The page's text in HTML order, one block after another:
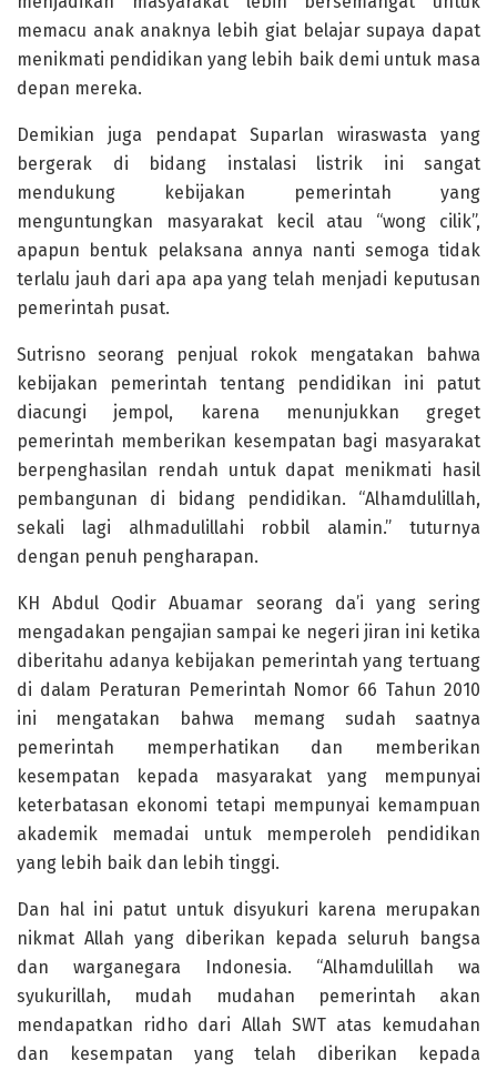
memacu anak anaknya lebih giat belajar supaya dapat
menikmati pendidikan yang lebih baik demi untuk masa
depan mereka.
Demikian juga pendapat Suparlan wiraswasta yang
bergerak di bidang instalasi listrik ini sangat
mendukung kebijakan pemerintah yang
menguntungkan masyarakat kecil atau “wong cilik”,
apapun bentuk pelaksana annya nanti semoga tidak
terlalu jauh dari apa apa yang telah menjadi keputusan
pemerintah pusat.
Sutrisno seorang penjual rokok mengatakan bahwa
kebijakan pemerintah tentang pendidikan ini patut
diacungi jempol, karena menunjukkan greget
pemerintah memberikan kesempatan bagi masyarakat
berpenghasilan rendah untuk dapat menikmati hasil
pembangunan di bidang pendidikan. “Alhamdulillah,
sekali lagi alhmadulillahi robbil alamin.” tuturnya
dengan penuh pengharapan.
KH Abdul Qodir Abuamar seorang da’i yang sering
mengadakan pengajian sampai ke negeri jiran ini ketika
diberitahu adanya kebijakan pemerintah yang tertuang
di dalam Peraturan Pemerintah Nomor 66 Tahun 2010
ini mengatakan bahwa memang sudah saatnya
pemerintah memperhatikan dan memberikan
kesempatan kepada masyarakat yang mempunyai
keterbatasan ekonomi tetapi mempunyai kemampuan
akademik memadai untuk memperoleh pendidikan
yang lebih baik dan lebih tinggi.
Dan hal ini patut untuk disyukuri karena merupakan
nikmat Allah yang diberikan kepada seluruh bangsa
dan warganegara Indonesia. “Alhamdulillah wa
syukurillah, mudah mudahan pemerintah akan
mendapatkan ridho dari Allah SWT atas kemudahan
dan kesempatan yang telah diberikan kepada